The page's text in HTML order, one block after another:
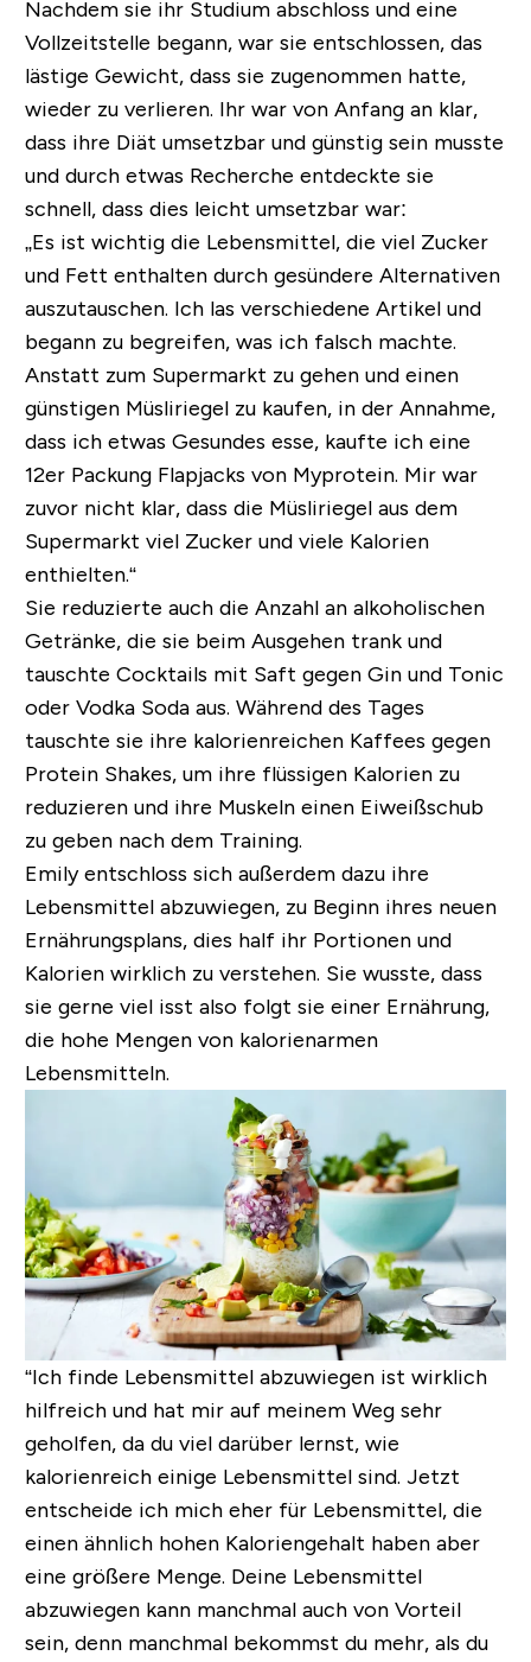
Nachdem sie ihr Studium abschloss und eine
Vollzeitstelle begann, war sie entschlossen, das
lästige Gewicht, dass sie zugenommen hatte,
wieder zu verlieren. Ihr war von Anfang an klar,
dass ihre Diät umsetzbar und günstig sein musste
und durch etwas Recherche entdeckte sie
schnell, dass dies leicht umsetzbar war:
„Es ist wichtig die Lebensmittel, die viel Zucker
und Fett enthalten durch gesündere Alternativen
auszutauschen. Ich las verschiedene Artikel und
begann zu begreifen, was ich falsch machte.
Anstatt zum Supermarkt zu gehen und einen
günstigen Müsliriegel zu kaufen, in der Annahme,
dass ich etwas Gesundes esse, kaufte ich eine
12er Packung Flapjacks von Myprotein. Mir war
zuvor nicht klar, dass die Müsliriegel aus dem
Supermarkt viel Zucker und viele Kalorien
enthielten.“
Sie reduzierte auch die Anzahl an alkoholischen
Getränke, die sie beim Ausgehen trank und
tauschte Cocktails mit Saft gegen Gin und Tonic
oder Vodka Soda aus. Während des Tages
tauschte sie ihre kalorienreichen Kaffees gegen
Protein Shakes, um ihre flüssigen Kalorien zu
reduzieren und ihre Muskeln einen Eiweißschub
zu geben nach dem Training.
Emily entschloss sich außerdem dazu ihre
Lebensmittel abzuwiegen, zu Beginn ihres neuen
Ernährungsplans, dies half ihr Portionen und
Kalorien wirklich zu verstehen. Sie wusste, dass
sie gerne viel isst also folgt sie einer Ernährung,
die hohe Mengen von kalorienarmen
Lebensmitteln.
“Ich finde Lebensmittel abzuwiegen ist wirklich
hilfreich und hat mir auf meinem Weg sehr
geholfen, da du viel darüber lernst, wie
kalorienreich einige Lebensmittel sind. Jetzt
entscheide ich mich eher für Lebensmittel, die
einen ähnlich hohen Kaloriengehalt haben aber
eine größere Menge. Deine Lebensmittel
abzuwiegen kann manchmal auch von Vorteil
sein, denn manchmal bekommst du mehr, als du